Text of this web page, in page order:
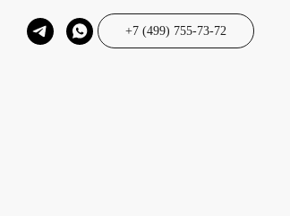
+7 (499) 755-73-72